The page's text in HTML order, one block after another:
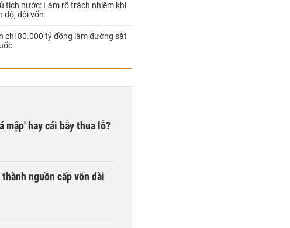
tịch nước: Làm rõ trách nhiệm khi
độ, đội vốn
chi 80.000 tỷ đồng làm đường sắt
mập' hay cái bẫy thua lỗ?
nguồn cấp vốn dài